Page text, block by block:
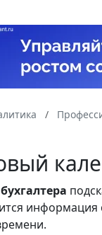
бухгалтера